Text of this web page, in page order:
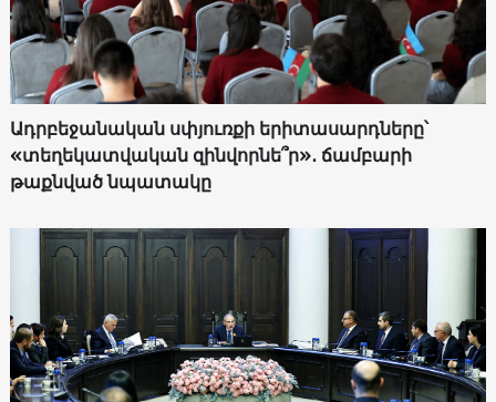
Ադրբեջանական սփյուռքի երիտասարդները՝
«տեղեկատվական զինվորնե՞ր»․ ճամբարի
թաքնված նպատակը